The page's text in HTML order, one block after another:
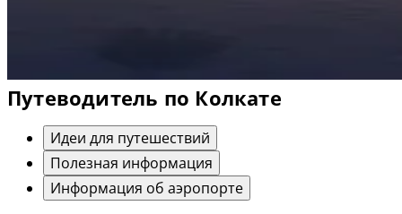
Путеводитель по Колкате
Идеи для путешествий
Полезная информация
Информация об аэропорте